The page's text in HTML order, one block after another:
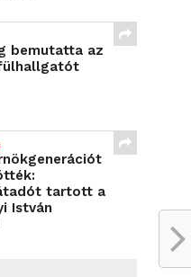
bemutatta az
tartott a
István